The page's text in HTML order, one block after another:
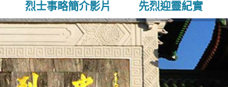
烈士事略簡介影片 先烈迎靈紀實